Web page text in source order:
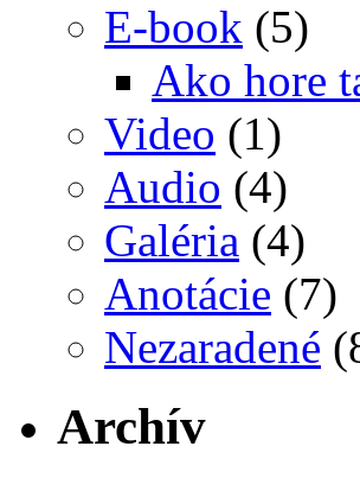
E-book (5)
Ako hore
Video (1)
Audio (4)
Galéria (4)
Anotácie (7)
Nezaradené
Archív